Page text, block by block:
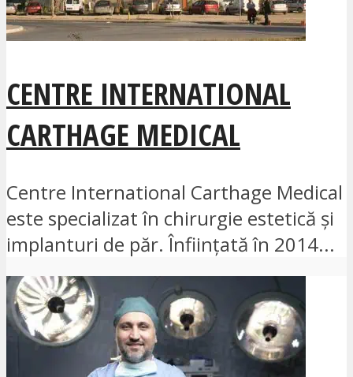
CENTRE INTERNATIONAL
CARTHAGE MEDICAL
Centre International Carthage Medical
este specializat în chirurgie estetică și
implanturi de păr. Înființată în 2014...